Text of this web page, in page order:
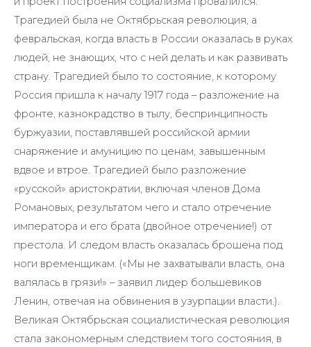
Трагедией была не Октябрьская революция, а
февральская, когда власть в России оказалась в руках
людей, не знающих, что с ней делать и как развивать
страну. Трагедией было то состояние, к которому
Россия пришла к началу 1917 года – разложение на
фронте, казнокрадство в тылу, беспринципность
буржуазии, поставлявшей российской армии
снаряжение и амуницию по ценам, завышенным
вдвое и втрое. Трагедией было разложение
«русской» аристократии, включая членов Дома
Романовых, результатом чего и стало отречение
императора и его брата (двойное отречение!) от
престола. И следом власть оказалась брошена под
ноги временщикам. («Мы не захватывали власть, она
валялась в грязи!» – заявил лидер большевиков
Ленин, отвечая на обвинения в узурпации власти.).
Великая Октябрьская социалистическая революция
стала закономерным следствием того состояния, в